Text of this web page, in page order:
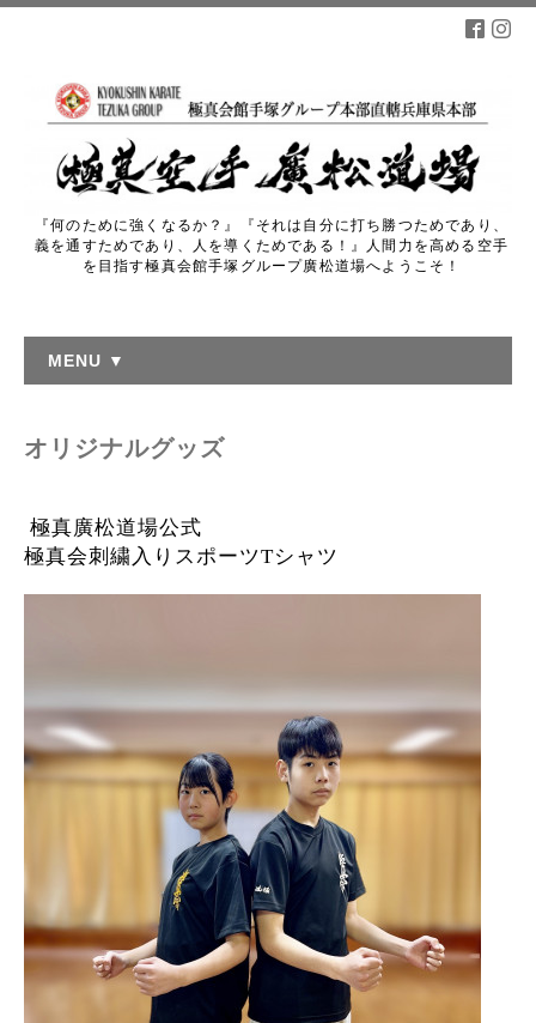
『何のために強くなるか？』『それは自分に打ち勝つためであり、
義を通すためであり、人を導くためである！』人間力を高める空手
を目指す極真会館手塚グループ廣松道場へようこそ！
MENU ▼
オリジナルグッズ
極真廣松道場公式
極真会刺繍入りスポーツTシャツ